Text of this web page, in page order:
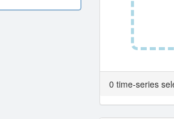
0 time-series